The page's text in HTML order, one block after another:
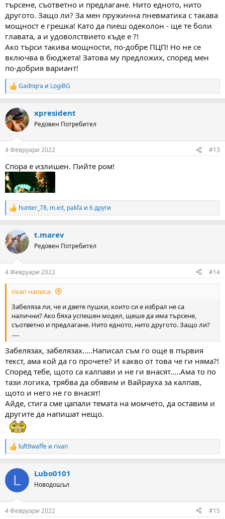
търсене, съответно и предлагане. Нито едното, нито
другото. Защо ли? За мен пружинна пневматика с такава
мощност е грешка! Като да пиеш одеколон - ще те боли
главата, а и удоволствието къде е ?!
Ако търси такива мощности, по-добре ПЦП! Но не се
включва в бюджета! Затова му предложих, според мен
по-добрия вариант!
R
e
c
t
i
s
Gadnqra и LogiBG
xpresident
Редовен Потребител
4 Февруари 2022 #13
Спора е излишен. Пийте ром!
R
e
c
t
i
s
:
hunter_78, m.eit, pakfa и 6 други
t.marev
Редовен Потребител
4 Февруари 2022 #14
rivan написа:
Забеляза ли, че и двете пушки, които си е избрал не са
налични? Ако бяха успешен модел, щеше да има търсене,
съответно и предлагане. Нито едното, нито другото. Защо ли?
.....
Забелязах, забелязах.....Написал съм го още в първия
текст, ама кой да го прочете? И какво от това че ги няма?!
Според тебе, щото са калпави и не ги внасят.....Ама то по
тази логика, трябва да обявим и Вайрауха за калпав,
щото и него не го внасят!
Айде, стига сме цапали темата на момчето, да оставим и
другите да напишат нещо.
R
e
c
i
s
luft9waffe и rivan
L Lubo0101
Новодошъл
4 Февруари 2022 #15